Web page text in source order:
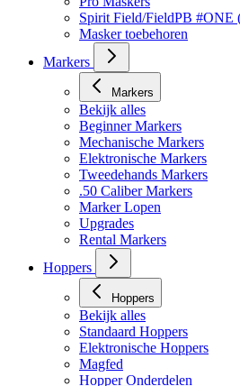
Rental Maskers
Pro Maskers
Spirit Field/FieldPB #ONE
Masker toebehoren
Markers
Markers
Bekijk alles
Beginner Markers
Mechanische Markers
Elektronische Markers
Tweedehands Markers
.50 Caliber Markers
Marker Lopen
Upgrades
Rental Markers
Hoppers
Hoppers
Bekijk alles
Standaard Hoppers
Elektronische Hoppers